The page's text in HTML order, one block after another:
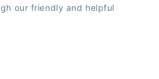
our friendly and helpful